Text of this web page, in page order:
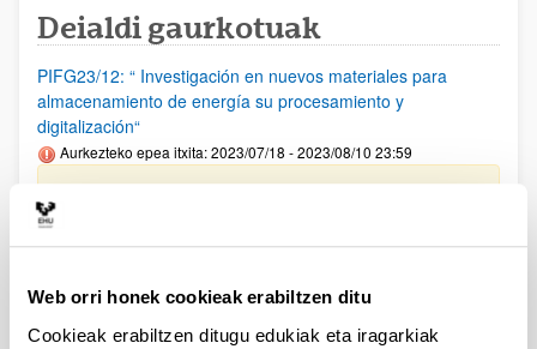
Web orri honek cookieak erabiltzen ditu
Cookieak erabiltzen ditugu edukiak eta iragarkiak
Deialdi gaurkotuak
PIFG23/12: “ Investigación en nuevos materiales para
almacenamiento de energía su procesamiento y
digitalización“
Aurkezteko epea itxita: 2023/07/18 - 2023/08/10 23:59
Beka emateko proposamena argitaratu da(2023/09/12)
PIFG23/14: “ Hizkuntzaren Prozesamentua“